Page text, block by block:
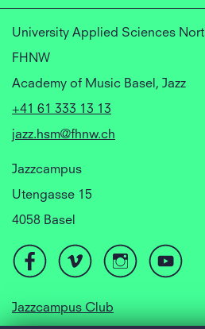
University Applied Sciences
FHNW
Academy of Music Basel, Jazz
+41 61 333 13 13
jazz.hsm@fhnw.ch
Jazzcampus
Utengasse 15
4058 Basel
Jazzcampus Club